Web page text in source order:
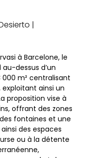
|
à Barcelone, le
dessus d’un
m² centralisant
ainsi un
proposition vise à
offrant des zones
fontaines et une
des espaces
ou à la détente